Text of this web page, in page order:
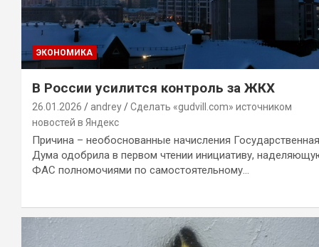
ЭКОНОМИКА
В России усилится контроль за ЖКХ
26.01.2026 andrey
Сделать «gudvill.com» источником
новостей в Яндекс
Причина – необоснованные начисления Государственная
Дума одобрила в первом чтении инициативу,
ФАС полномочиями по самостоятельному…